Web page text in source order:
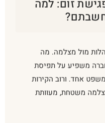
זום: למה
מול מצלמה. מה
משפיע על תפיסת
אחד. ורוב הקירות
משטחת, מעוותת